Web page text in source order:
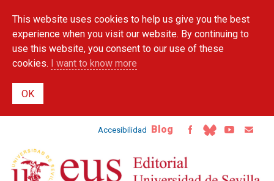
main
content
This website uses cookies to help us give you the best
experience when you visit our website. By continuing to
use this website, you consent to our use of these
cookies. I want to know more
Accesibilidad Blog